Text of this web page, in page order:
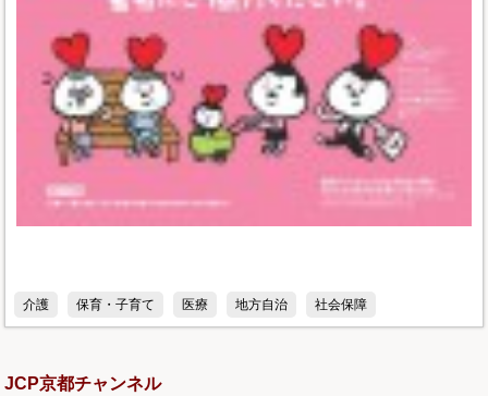
介護 保育・子育て 医療 地方自治 社会保障
JCP京都チャンネル